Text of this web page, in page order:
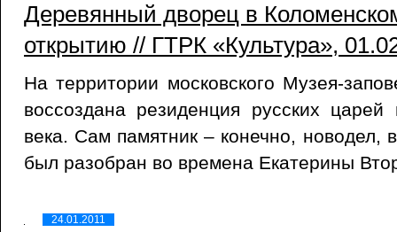
Деревянный дворец в
открытию // ГТРК «Культура»,
На территории московского Музея-
воссоздана резиденция русских
века. Сам памятник – конечно, новодел,
был разобран во времена Екатерины
24.01.2011